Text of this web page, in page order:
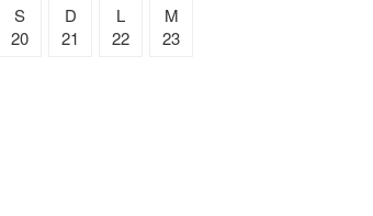
S
20
D
21
L
22
M
23